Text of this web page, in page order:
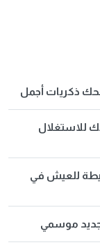
ذكريات أجمل
للاستغلال
للعيش في
موسمي